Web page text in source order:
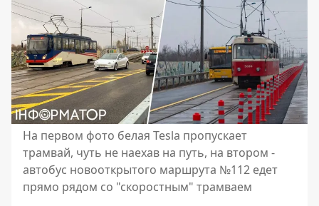
На первом фото белая Tesla пропускает
трамвай, чуть не наехав на путь, на втором -
автобус новооткрытого маршрута №112 едет
прямо рядом со "скоростным" трамваем